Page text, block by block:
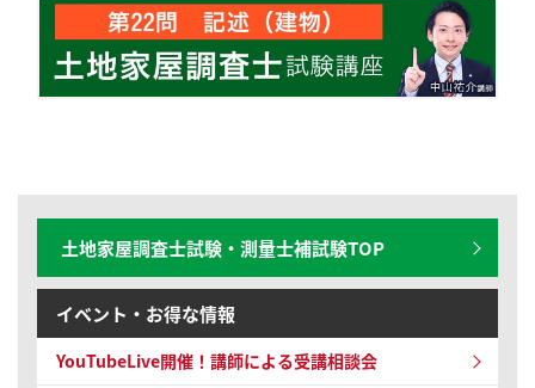
土地家屋調査士試験・測量士補試験TOP
イベント・お得な情報
YouTubeLive開催！ 講師による受講相談会